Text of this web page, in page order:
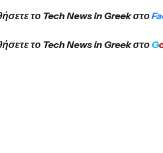
το Tech News in Greek στο
το Tech News in Greek στοG